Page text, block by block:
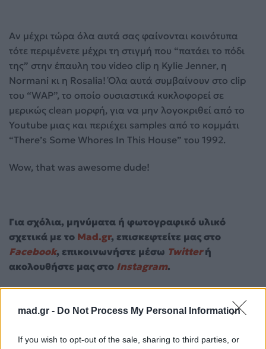
mad.gr - Do Not Process My Personal Information
If you wish to opt-out of the sale, sharing to third parties, or
Αν μέχρι τώρα όλα αυτά σας φαίνονται κοινότυπα
τότε περιμένετε μέχρι τη στιγμή που “πατάει το πόδι
της” στην έπαυλη του video clip η Kylie Jenner, η
Normani κι η Rosalia! Όλα αυτά συμβαίνουν στο clip
του “WAP”, το οποίο ουσιαστικά κυκλοφορεί σε
μερικώς clean μορφή, για να μην λογοκριθεί από το
Youtube μιας και περιέχει samples από το κομμάτι
“There’s Some Whores In This House” του 1992.
Wow, that was awesome dude!
Για σχόλια, μηνύματα ή φωτογραφικό υλικό
σχετικά με το Mad.gr, επισκεφτείτε μας στο
Facebook, επικοινωνήστε μέσω Twitterή
ακολουθήστε μας στο Instagram.
Cardi B mad-radio-top-news madtvfeatured
Megan Thee
Stallion
Ακολουθήστε το